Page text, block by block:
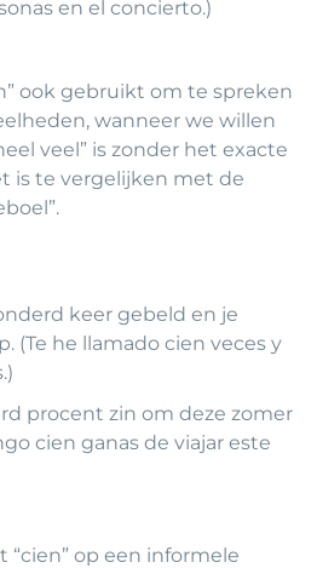
en el concierto.)
ook gebruikt om te spreken
wanneer we willen
veel” is zonder het exacte
is te vergelijken met de
keer gebeld en je
(Te he llamado cien veces y
procent zin om deze zomer
cien ganas de viajar este
op een informele